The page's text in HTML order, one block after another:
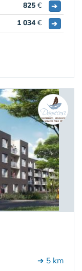
825 €
➔
1 034€ ➔
➔ 5 km